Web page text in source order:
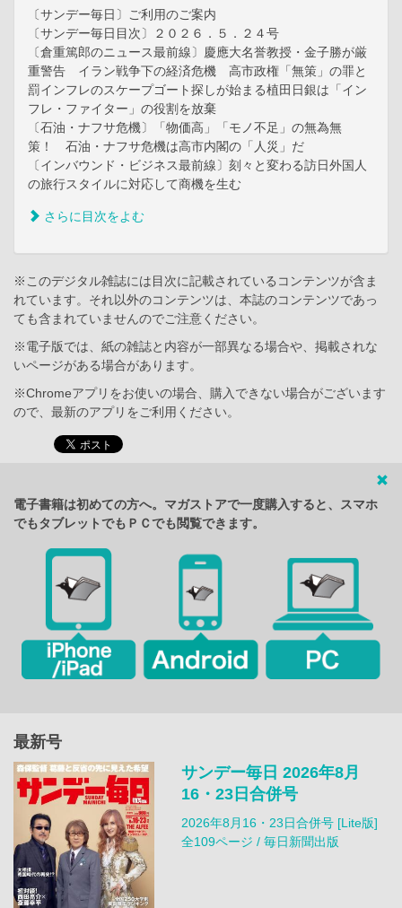
〔サンデー毎日〕ご利用のご案内
〔サンデー毎日目次〕２０２６．５．２４号
〔倉重篤郎のニュース最前線〕慶應大名誉教授・金子勝が厳
重警告 イラン戦争下の経済危機 高市政権「無策」の罪と
罰インフレのスケープゴート探しが始まる植田日銀は「イン
フレ・ファイター」の役割を放棄
〔石油・ナフサ危機〕「物価高」「モノ不足」の無為無
策！ 石油・ナフサ危機は高市内閣の「人災」だ
〔インバウンド・ビジネス最前線〕刻々と変わる訪日外国人
の旅行スタイルに対応して商機を生む
さらに目次をよむ
※このデジタル雑誌には目次に記載されているコンテンツが含ま
れています。それ以外のコンテンツは、本誌のコンテンツであっ
ても含まれていませんのでご注意ください。
※電子版では、紙の雑誌と内容が一部異なる場合や、掲載されな
いページがある場合があります。
※Chromeアプリをお使いの場合、購入できない場合がございます
ので、最新のアプリをご利用ください。
電子書籍は初めての方へ。マガストアで一度購入すると、スマホ
でもタブレットでもＰＣでも閲覧できます。
最新号
サンデー毎日 2026年8月
16・23日合併号
2026年8月16・23日合併号 [Lite版]
全109ページ / 毎日新聞出版